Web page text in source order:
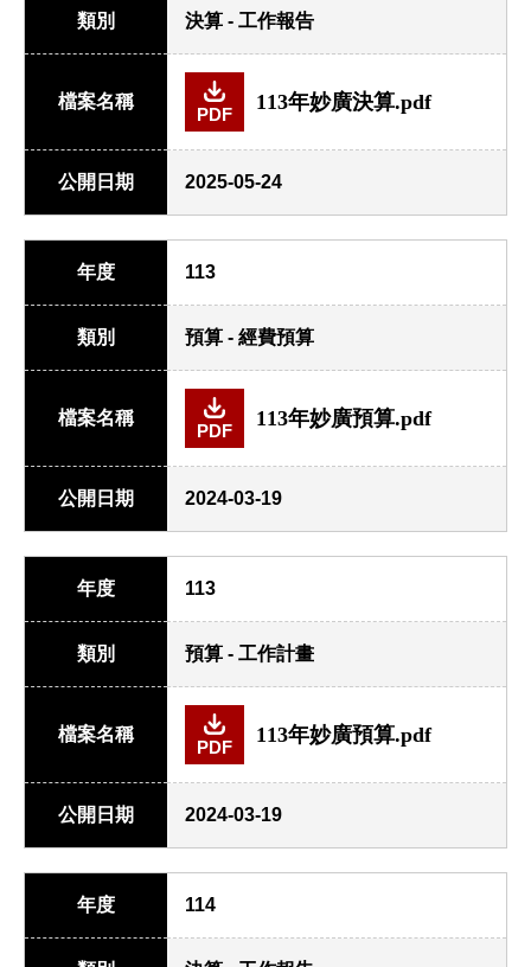
類別 決算 - 工作報告
檔案名稱
PDF
113年妙廣決算.pdf
公開日期 2025-05-24
年度 113
類別 預算 - 經費預算
檔案名稱
PDF
113年妙廣預算.pdf
公開日期 2024-03-19
年度 113
類別 預算 - 工作計畫
檔案名稱
PDF
113年妙廣預算.pdf
公開日期 2024-03-19
年度 114